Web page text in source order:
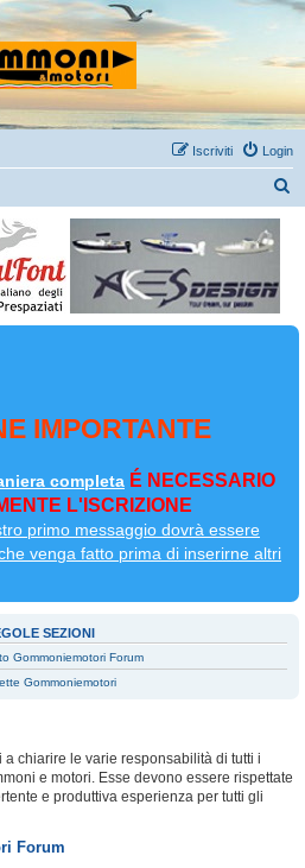
Login
Iscriviti
IMPORTANTE
completa É NECESSARIO
L'ISCRIZIONE
primo messaggio dovrà essere
venga fatto prima di inserirne altri
SEZIONI
Gommoniemotori Forum
Gommoniemotori
chiarire le varie responsabilità di tutti i
e motori. Esse devono essere rispettate
e produttiva esperienza per tutti gli
Forum